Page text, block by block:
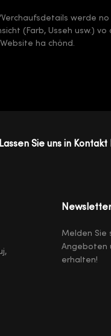
werde
(Farb, Usseh usw.)
ha chönd.
Sie uns in
Melden Sie
Angeboten
erhalten!